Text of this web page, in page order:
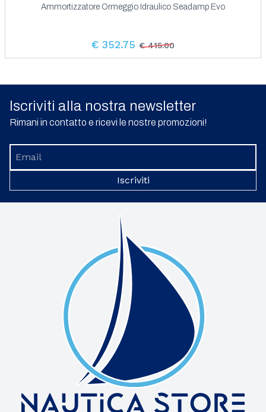
Ammortizzatore Ormeggio Idraulico Seadamp Evo
€ 352.75 € 415.00
Iscriviti alla nostra newsletter
Rimani in contatto e ricevi le nostre promozioni!
Iscriviti